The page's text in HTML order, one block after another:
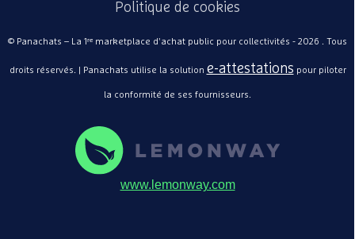
Politique de cookies
© Panachats – La 1ʳᵉ marketplace d'achat public pour collectivités - 2026 . Tous
droits réservés. | Panachats utilise la solution e-attestations pour piloter
la conformité de ses fournisseurs.
www.lemonway.com